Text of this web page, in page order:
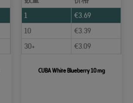
1
€3.69
10
€3.39
30+
€3.09
CUBA White Blueberry 10 mg